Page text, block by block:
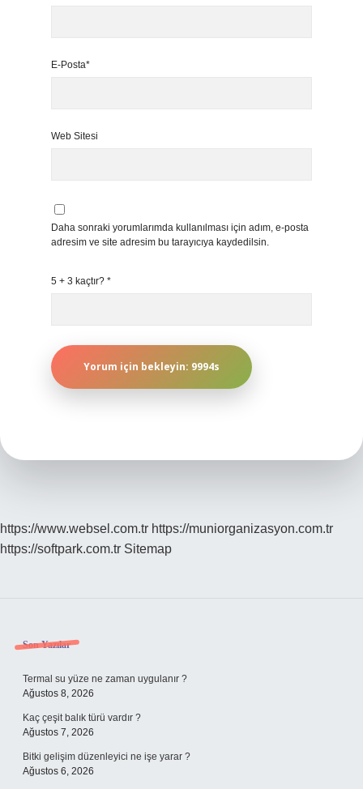
E-Posta*
Web Sitesi
Daha sonraki yorumlarımda kullanılması için adım, e-posta
adresim ve site adresim bu tarayıcıya kaydedilsin.
5 + 3 kaçtır? *
https://www.websel.com.tr https://muniorganizasyon.com.tr
https://softpark.com.tr Sitemap
Sidebar
Son Yazılar
Termal su yüze ne zaman uygulanır ?
Ağustos 8, 2026
Kaç çeşit balık türü vardır ?
Ağustos 7, 2026
Bitki gelişim düzenleyici ne işe yarar ?
Ağustos 6, 2026